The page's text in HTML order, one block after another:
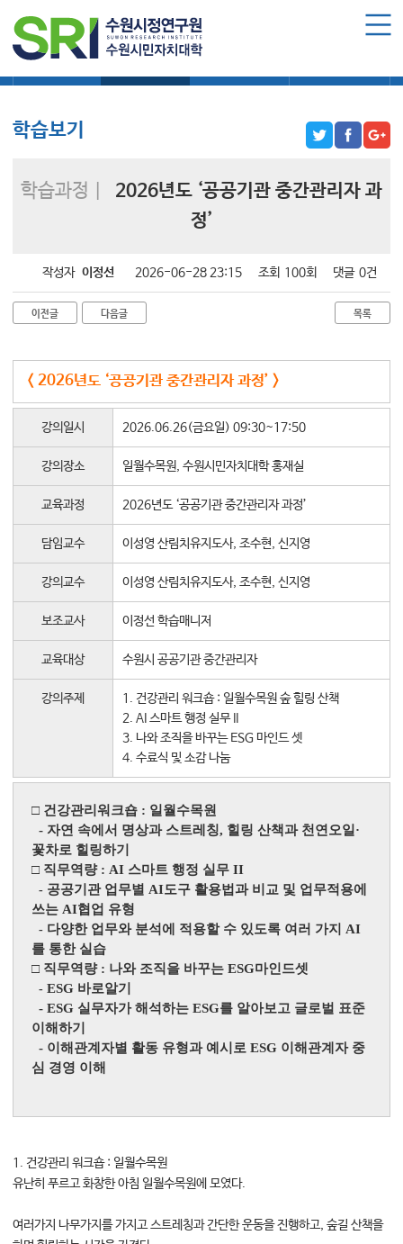
함께하는 곳
학습과정 소개
공지사항
대학소식
학습보기
기자단소식
참여하기
희망강좌신청
자주묻는질문
1:1온라인상담
마이페이지
학습보기
학습과정 |
2026년도 ‘공공기관 중간관리자 과
정’
작성자 이정선 2026-06-28 23:15 조회 100회 댓글 0건
이전글 다음글 목록
< 2026년도 ‘공공기관 중간관리자 과정’ >
강의일시 2026.06.26(금요일) 09:30~17:50
강의장소 일월수목원, 수원시민자치대학 홍재실
교육과정 2026년도 ‘공공기관 중간관리자 과정’
담임교수 이성영 산림치유지도사, 조수현, 신지영
강의교수 이성영 산림치유지도사, 조수현, 신지영
보조교사 이정선 학습매니저
교육대상 수원시 공공기관 중간관리자
강의주제
1. 건강관리 워크숍 : 일월수목원 숲 힐링 산책
2. AI 스마트 행정 실무 II
3. 나와 조직을 바꾸는 ESG 마인드 셋
4. 수료식 및 소감 나눔
□ 건강관리워크숍 : 일월수목원
- 자연 속에서 명상과 스트레칭, 힐링 산책과 천연오일 ·
꽃차로 힐링하기
□ 직무역량 : AI 스마트 행정 실무 II
- 공공기관 업무별 AI도구 활용법과 비교 및 업무적용에
쓰는 AI협업 유형
- 다양한 업무와 분석에 적용할 수 있도록 여러 가지 AI
를 통한 실습
□ 직무역량 : 나와 조직을 바꾸는 ESG마인드셋
- ESG 바로알기
- ESG 실무자가 해석하는 ESG를 알아보고 글로벌 표준
이해하기
- 이해관계자별 활동 유형과 예시로 ESG 이해관계자 중
심 경영 이해
1. 건강관리 워크숍 : 일월수목원
유난히 푸르고 화창한 아침 일월수목원에 모였다.
여러가지 나무가지를 가지고 스트레칭과 간단한 운동을 진행하고, 숲길 산책을